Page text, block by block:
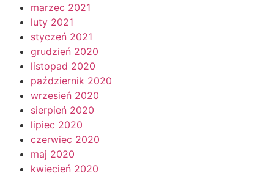
marzec 2021
luty 2021
styczeń 2021
grudzień 2020
listopad 2020
październik 2020
wrzesień 2020
sierpień 2020
lipiec 2020
czerwiec 2020
maj 2020
kwiecień 2020